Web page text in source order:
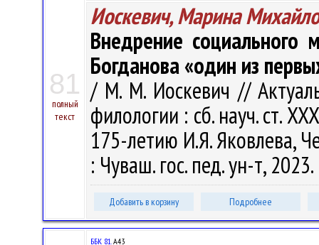
81
полный
текст
Иоскевич, Марина
Внедрение
Богданова «один из
/ М. М. Иоскевич //
филологии : сб. науч. ст.
175-летию И.Я. Яковлева,
: Чуваш. гос. пед. ун-т,
Добавить в корзину Подробнее
ББК 81.А43